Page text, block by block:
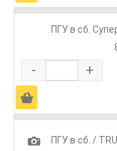
ПГУ в сб.
- +
Ä
1
ПГУ в сб. /